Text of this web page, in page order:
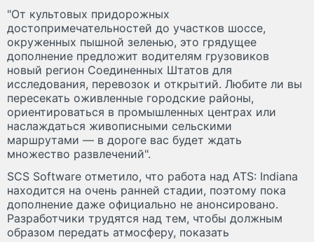
"От культовых придорожных
достопримечательностей до участков шоссе,
окруженных пышной зеленью, это грядущее
дополнение предложит водителям грузовиков
новый регион Соединенных Штатов для
исследования, перевозок и открытий. Любите ли вы
пересекать оживленные городские районы,
ориентироваться в промышленных центрах или
наслаждаться живописными сельскими
маршрутами — в дороге вас будет ждать
множество развлечений".
SCS Software отметило, что работа над ATS: Indiana
находится на очень ранней стадии, поэтому пока
дополнение даже официально не анонсировано.
Разработчики трудятся над тем, чтобы должным
образом передать атмосферу, показать